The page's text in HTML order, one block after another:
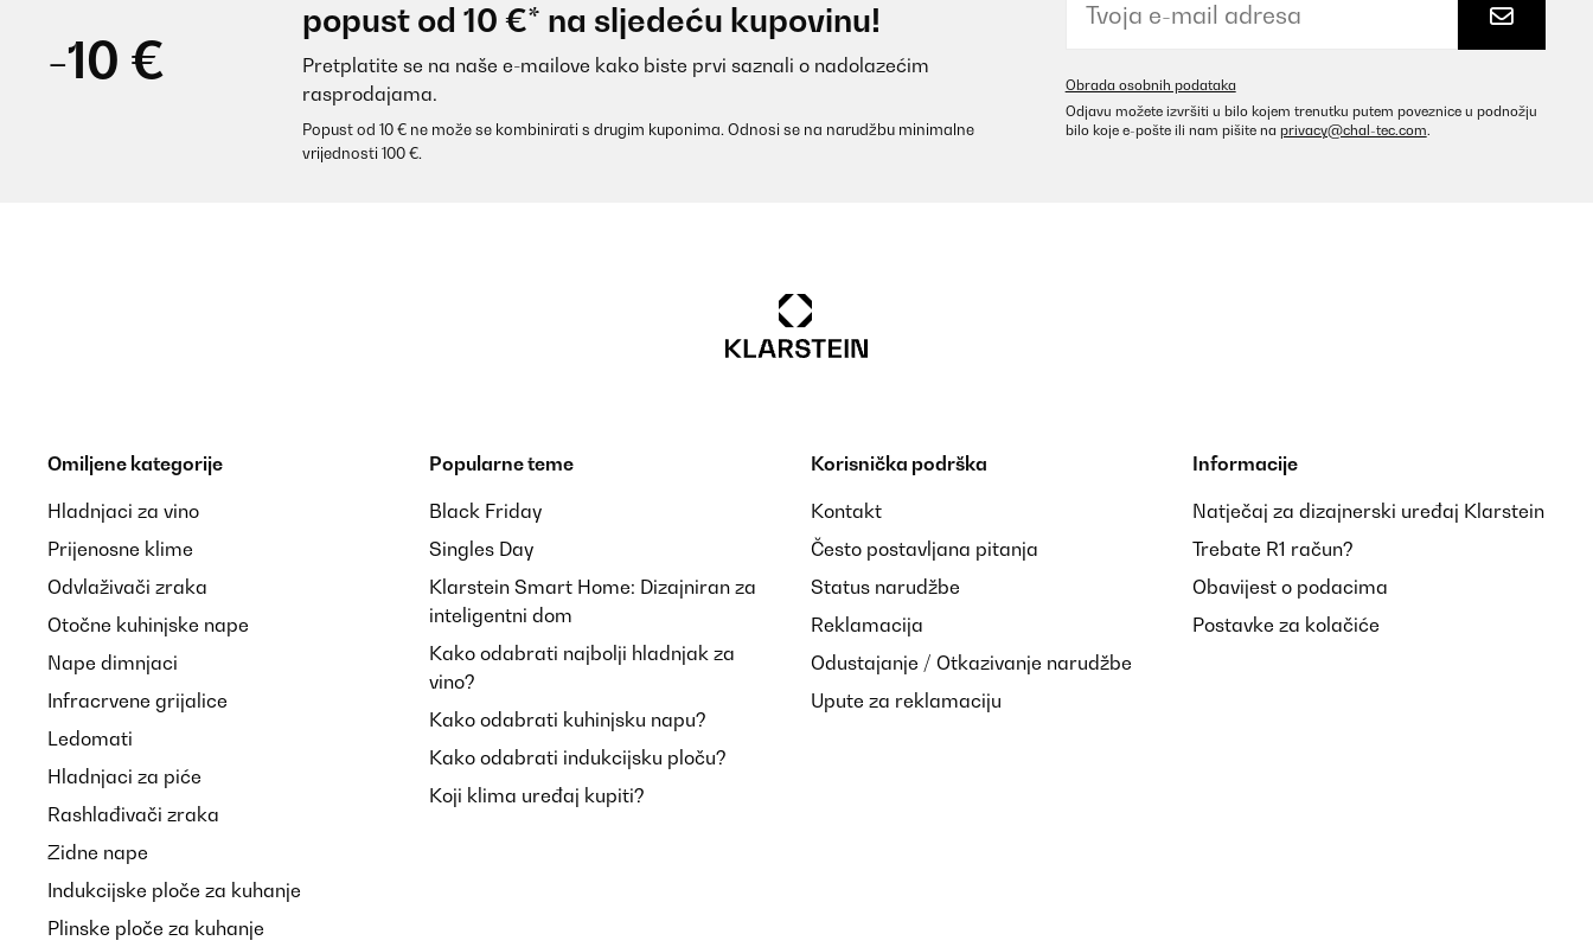
-10 €
popust od 10 €* na sljedeću kupovinu!
Pretplatite se na naše e-mailove kako biste prvi saznali o nadolazećim
rasprodajama.
Popust od 10 € ne može se kombinirati s drugim kuponima. Odnosi se na narudžbu minimalne
vrijednosti 100 €.
Obrada osobnih podataka
Odjavu možete izvršiti u bilo kojem trenutku putem poveznice u podnožju
bilo koje e-pošte ili nam pišite na privacy@chal-tec.com.
Omiljene kategorije
Hladnjaci za vino
Prijenosne klime
Odvlaživači zraka
Otočne kuhinjske nape
Nape dimnjaci
Infracrvene grijalice
Ledomati
Hladnjaci za piće
Rashlađivači zraka
Zidne nape
Indukcijske ploče za kuhanje
Plinske ploče za kuhanje
Popularne teme
Black Friday
Singles Day
Klarstein Smart Home: Dizajniran za
inteligentni dom
Kako odabrati najbolji hladnjak za
vino?
Kako odabrati kuhinjsku napu?
Kako odabrati indukcijsku ploču?
Koji klima uređaj kupiti?
Korisnička podrška
Kontakt
Često postavljana pitanja
Status narudžbe
Reklamacija
Odustajanje / Otkazivanje narudžbe
Upute za reklamaciju
Informacije
Natječaj za dizajnerski uređaj Klarstein
Trebate R1 račun?
Obavijest o podacima
Postavke za kolačiće